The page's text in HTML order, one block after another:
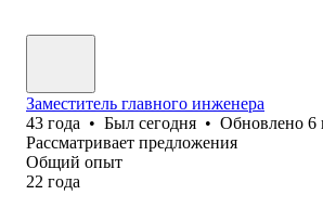
Заместитель главного инженера
43 года • Был сегодня • Обновлено 6
Рассматривает предложения
Общий опыт
22 года